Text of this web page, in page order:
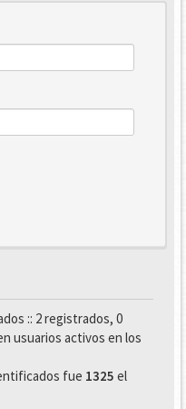
:: 2 registrados, 0
usuarios activos en los
fue 1325 el